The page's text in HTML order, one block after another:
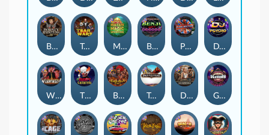
Tsar Wars
Bounty Hunters xNudge® Benji Killed in Vegas
Barbarian Fury Gluttony
Mayan Magic Wildfire
Deadwood xNudge
DJ Psycho
Tombstone
Punk Rocker
The Creepy Carnival
Whacked